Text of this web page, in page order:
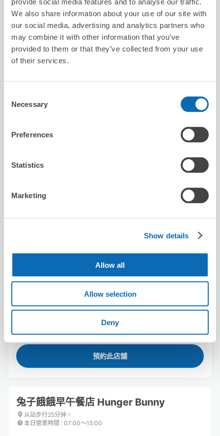
We also share information about your use of our site with
our social media, advertising and analytics partners who
may combine it with other information that you’ve
provided to them or that they’ve collected from your use
of their services.
Selection
Necessary
Preferences
Statistics
Marketing
Show details
Allow all
Allow selection
Deny
可保管的行李數
8/13四
本日營業時間
可保管的行李數
手提包尺寸:3
利用可能時間
8/10一
預約此店舖
兔子餓餓早午餐店 Hunger Bunny
从站步行25分钟。
本日營業時間 : 07:00〜15:00